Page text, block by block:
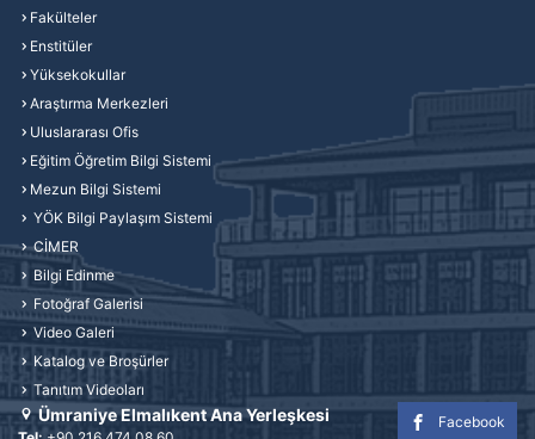
Fakülteler
Enstitüler
Yüksekokullar
Araştırma Merkezleri
Uluslararası Ofis
Eğitim Öğretim Bilgi Sistemi
Mezun Bilgi Sistemi
YÖK Bilgi Paylaşım Sistemi
CİMER
Bilgi Edinme
Fotoğraf Galerisi
Video Galeri
Katalog ve Broşürler
Tanıtım Videoları
Facebook
Ümraniye Elmalıkent Ana Yerleşkesi